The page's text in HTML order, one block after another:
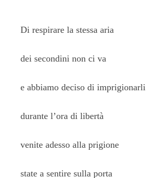
Di respirare la stessa aria
dei secondini non ci va
e abbiamo deciso di imprigionarli
durante l’ora di libertà
venite adesso alla prigione
state a sentire sulla porta